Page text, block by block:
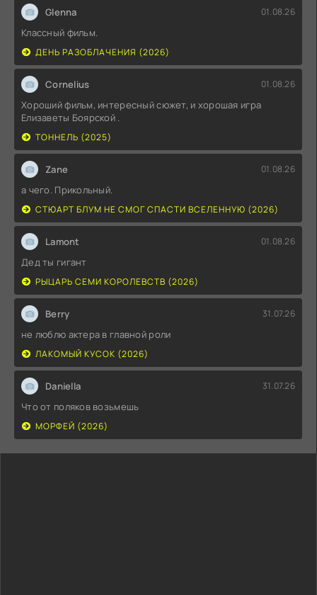
Glenna 01.08.26
Классный фильм.
ДЕНЬ РАЗОБЛАЧЕНИЯ (2026)
Cornelius 01.08.26
Хороший фильм, интересный сюжет, и хорошая игра
Елизаветы Боярской .
ТОННЕЛЬ (2025)
Zane 01.08.26
а чего. Прикольный.
СТЮАРТ БЛУМ НЕ СМОГ СПАСТИ ВСЕЛЕННУЮ (2026)
Lamont 01.08.26
Дед ты гигант
РЫЦАРЬ СЕМИ КОРОЛЕВСТВ (2026)
Berry 31.07.26
не люблю актера в главной роли
ЛАКОМЫЙ КУСОК (2026)
Daniella 31.07.26
Что от поляков возьмешь
МОРФЕЙ (2026)